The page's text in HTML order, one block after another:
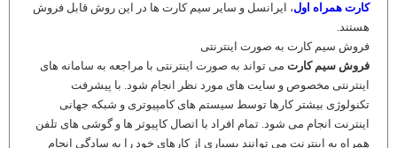
کارت همراه اول، ایرانسل و سایر سیم کارت ها در این روش قابل فروش
هستند.
فروش سیم کارت به صورت اینترنتی
فروش سیم کارت می تواند به صورت اینترنتی با مراجعه به سامانه های
اینترنتی مخصوص و سایت های مورد نظر انجام شود. با پیشرفت
تکنولوژی بیشتر کارها توسط سیستم های کامپیوتری و شبکه جهانی
اینترنت انجام می شود. تمام افراد با اتصال کاپیوتر ها و گوشی های تلفن
همراه به اینترنت می توانند بسیاری از کارهای خود را به سادگی انجام